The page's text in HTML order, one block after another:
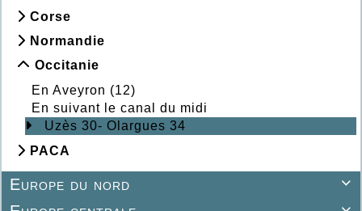
Corse
Normandie
Occitanie
En Aveyron (12)
En suivant le canal du midi
Uzès 30- Olargues 34
PACA

Europe du nord